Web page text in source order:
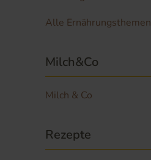
Alle Ernährungsthemen
Milch&Co
Milch & Co
Rezepte